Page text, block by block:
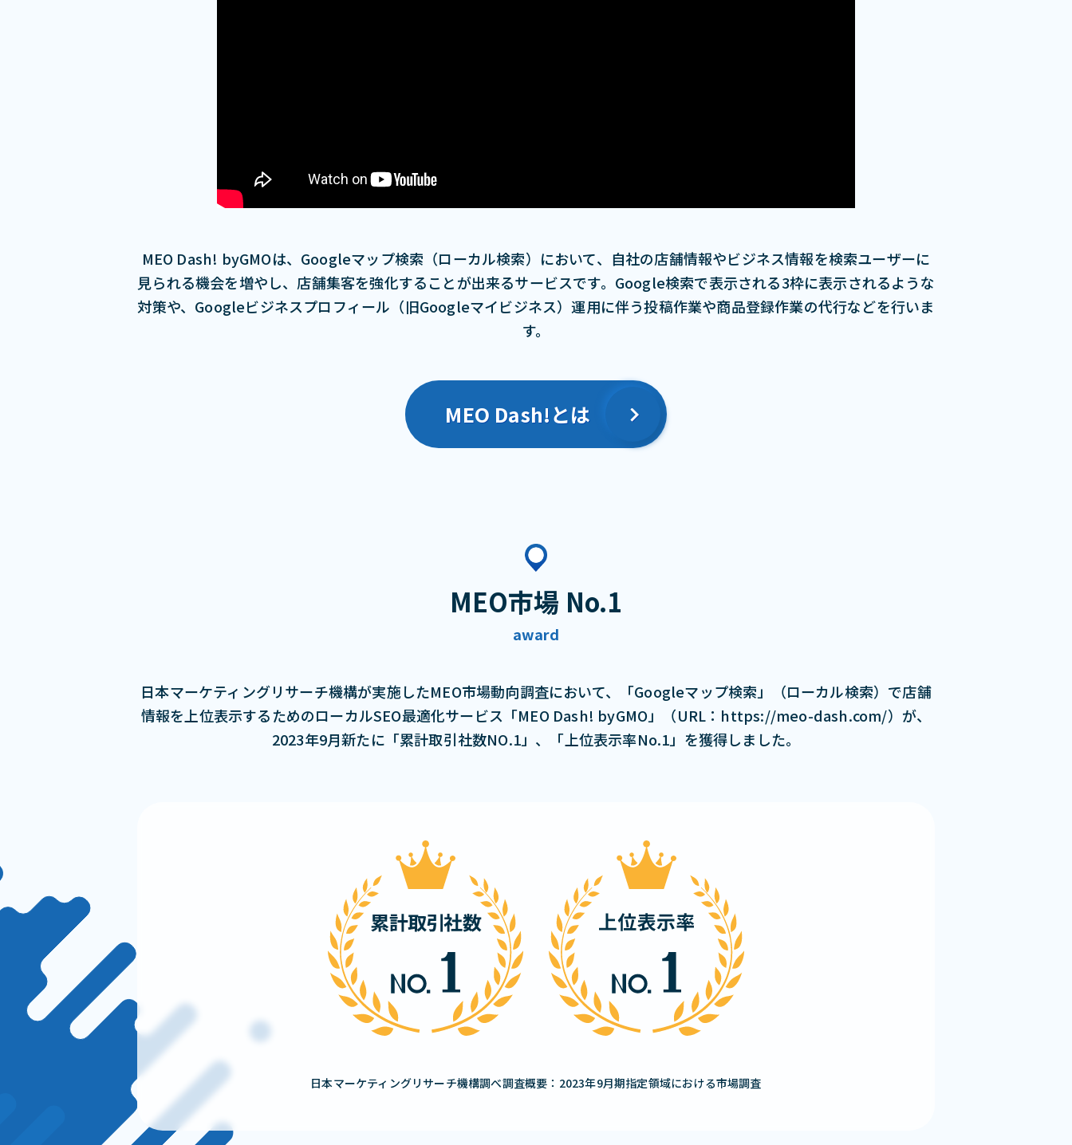
MEO Dash! byGMOは、Googleマップ検索（ローカル検索）において、⾃社の店舗情報やビジネス情報を検索ユーザーに
⾒られる機会を増やし、店舗集客を強化することが出来るサービスです。Google検索で表⽰される3枠に表⽰されるような
対策や、Googleビジネスプロフィール（旧Googleマイビジネス）運⽤に伴う投稿作業や商品登録作業の代⾏などを⾏いま
す。
MEO Dash!とは
MEO市場 No.1
award
日本マーケティングリサーチ機構が実施したMEO市場動向調査において、「Googleマップ検索」（ローカル検索）で店舗
情報を上位表示するためのローカルSEO最適化サービス「MEO Dash! byGMO」（URL：https://meo-dash.com/）が、
2023年9月新たに「累計取引社数NO.1」、「上位表示率No.1」を獲得しました。
日本マーケティングリサーチ機構調べ調査概要：2023年9月期指定領域における市場調査